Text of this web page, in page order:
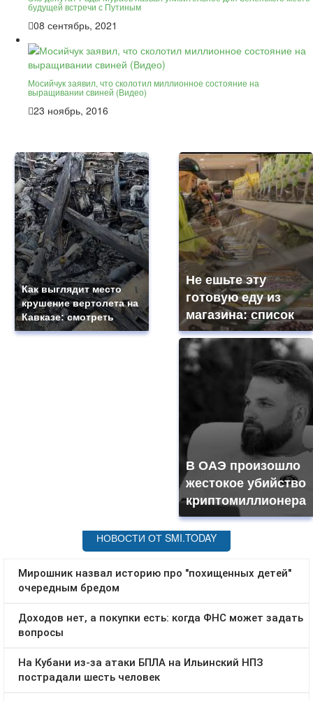
будущей встречи с Путиным
08 сентябрь, 2021
Мосийчук заявил, что сколотил миллионное состояние на
выращивании свиней (Видео)
23 ноябрь, 2016
Как выглядит место
крушение вертолета на
Кавказе: смотреть
Не ешьте эту
готовую еду из
магазина: список
В ОАЭ произошло
жестокое убийство
криптомиллионера